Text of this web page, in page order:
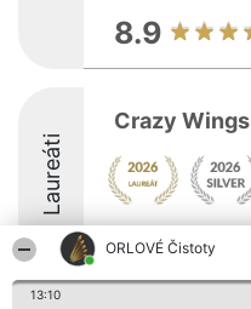
ORLOVÉ Čistoty
13:10
8.9
Laureáti
Crazy Wings
8.8